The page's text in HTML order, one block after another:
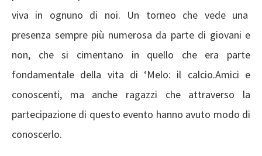
viva in ognuno di noi. Un torneo che vede una
presenza sempre più numerosa da parte di giovani e
non, che si cimentano in quello che era parte
fondamentale della vita di ‘Melo: il calcio.Amici e
conoscenti, ma anche ragazzi che attraverso la
partecipazione di questo evento hanno avuto modo di
conoscerlo.